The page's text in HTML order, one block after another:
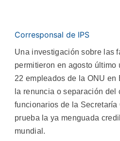
Corresponsal de IPS
Una investigación sobre las
permitieron en agosto último
22 empleados de la ONU en
la renuncia o separación del
funcionarios de la Secretaría
prueba la ya menguada
mundial.